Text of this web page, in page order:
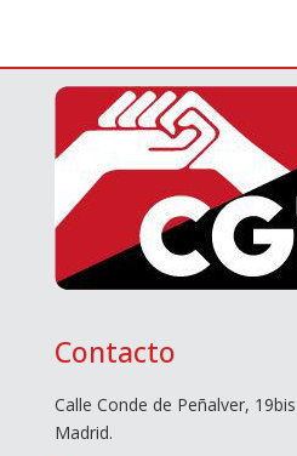
Contacto
Calle Conde de Peñalver,
Madrid.